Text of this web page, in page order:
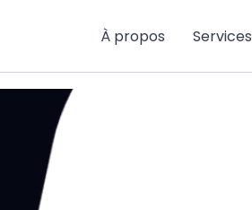
À propos Services